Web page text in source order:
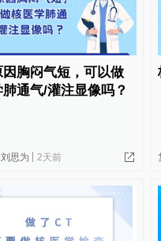
胸闷气短，可以做
通气/灌注显像吗？
思为 2天前